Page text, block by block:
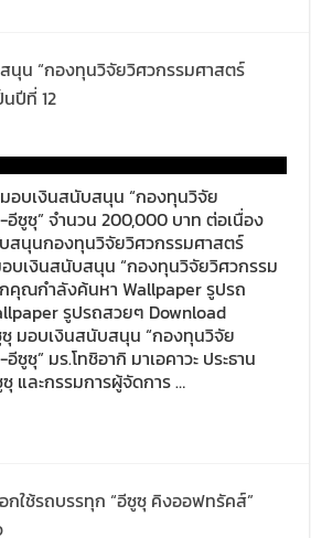
น “กองทุนวิจัยวิศวกรรมศาสตร์
ปีที่ 12
อบเงินสนับสนุน “กองทุนวิจัย
ซูซุ” จำนวน 200,000 บาท ต่อเนื่อง
สนุนกองทุนวิจัยวิศวกรรมศาสตร์
บเงินสนับสนุน “กองทุนวิจัยวิศวกรรม
คุณกำลังค้นหา Wallpaper รูปรถ
รูปรถสวยๆ Download
มอบเงินสนับสนุน “กองทุนวิจัย
ซุ” มร.โทชิอากิ มาเอคาวะ ประธาน
และกรรมการผู้จัดการ …
กใช้รถบรรทุก “อีซูซุ คิงออฟทรัคส์”